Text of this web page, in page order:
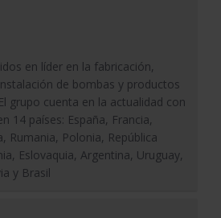
en líder en la fabricación,
de bombas y productos
grupo cuenta en la actualidad con
14 países: España, Francia,
Rumania, Polonia, República
Eslovaquia, Argentina, Uruguay,
y Brasil